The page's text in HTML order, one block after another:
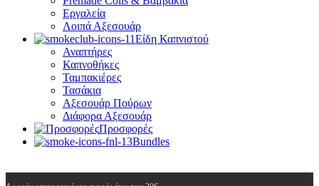
Εργαλεία
Λοιπά Αξεσουάρ
Είδη Καπνιστού
Αναπτήρες
Καπνοθήκες
Ταμπακιέρες
Τασάκια
Αξεσουάρ Πούρων
Διάφορα Αξεσουάρ
Προσφορές
Bundles